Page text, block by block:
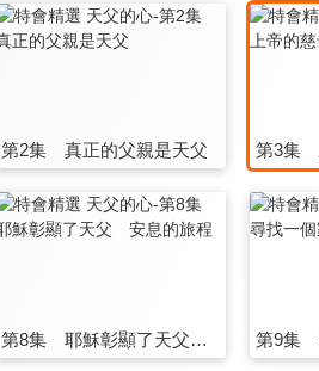
第2集 真正的父親是天父 第3集
第8集 耶穌彰顯了天父 安息的旅程 第9集